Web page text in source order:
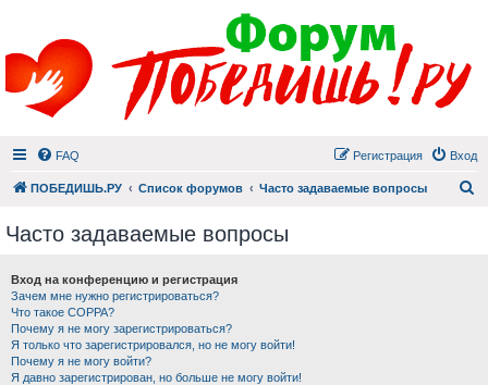
FAQ Вход
Регистрация
ПОБЕДИШЬ.РУ Список форумов Часто задаваемые вопросы
Часто задаваемые вопросы
Вход на конференцию и регистрация
Зачем мне нужно регистрироваться?
Что такое COPPA?
Почему я не могу зарегистрироваться?
Я только что зарегистрировался, но не могу войти!
Почему я не могу войти?
Я давно зарегистрирован, но больше не могу войти!